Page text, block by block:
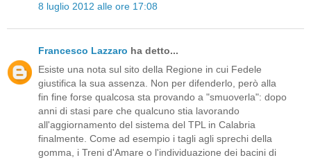
8 luglio 2012 alle ore 17:08
Francesco Lazzaro ha detto...
Esiste una nota sul sito della Regione in cui Fedele
giustifica la sua assenza. Non per difenderlo, però alla
fin fine forse qualcosa sta provando a "smuoverla": dopo
anni di stasi pare che qualcuno stia lavorando
all'aggiornamento del sistema del TPL in Calabria
finalmente. Come ad esempio i tagli agli sprechi della
gomma, i Treni d'Amare o l'individuazione dei bacini di